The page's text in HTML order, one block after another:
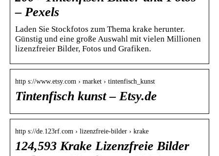
– Pexels
Laden Sie Stockfotos zum Thema krake herunter.
Günstig und eine große Auswahl mit vielen Millionen
lizenzfreier Bilder, Fotos und Grafiken.
http s://www.etsy.com › market › tintenfisch_kunst
Tintenfisch kunst – Etsy.de
http s://de.123rf.com › lizenzfreie-bilder › krake
124,593 Krake Lizenzfreie Bilder